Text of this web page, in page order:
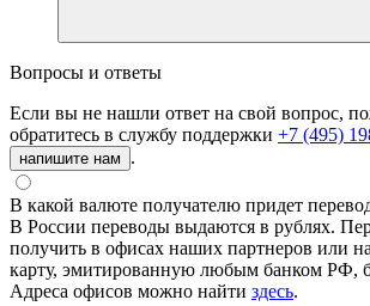
Вопросы и ответы
Если вы не нашли ответ на свой вопрос,
обратитесь в службу поддержки +7 (495)
напишите нам .
В какой валюте получателю придет
В России переводы выдаются в рублях.
получить в офисах наших партнеров или
карту, эмитированную любым банком РФ,
Адреса офисов можно найти здесь.